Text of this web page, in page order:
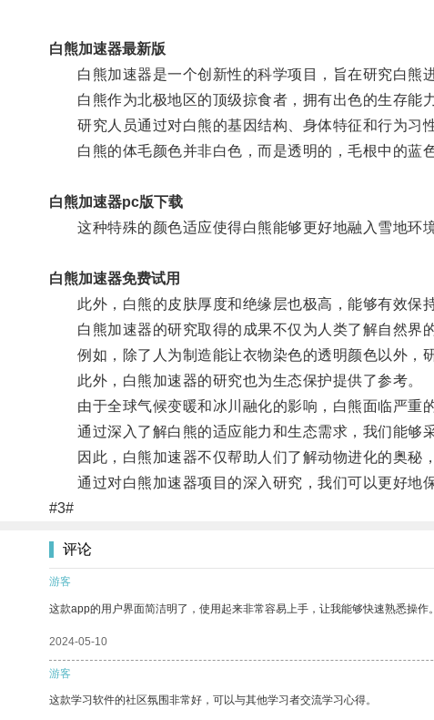
白熊加速器最新版
白熊加速器是一个创新性的科学项目，旨在研究白熊
白熊作为北极地区的顶级掠食者，拥有出色的生存能力
研究人员通过对白熊的基因结构、身体特征和行为习性
白熊的体毛颜色并非白色，而是透明的，毛根中的蓝色
白熊加速器pc版下载
这种特殊的颜色适应使得白熊能够更好地融入雪地环境
白熊加速器免费试用
此外，白熊的皮肤厚度和绝缘层也极高，能够有效保持
白熊加速器的研究取得的成果不仅为人类了解自然界的
例如，除了人为制造能让衣物染色的透明颜色以外，研
此外，白熊加速器的研究也为生态保护提供了参考。
由于全球气候变暖和冰川融化的影响，白熊面临严重的
通过深入了解白熊的适应能力和生态需求，我们能够
因此，白熊加速器不仅帮助人们了解动物进化的奥秘
通过对白熊加速器项目的深入研究，我们可以更好地保
#3#
评论
游客
这款app的用户界面简洁明了，使用起来非常容易上手，让我能够快速熟悉操作
2024-05-10
游客
这款学习软件的社区氛围非常好，可以与其他学习者交流学习心得。